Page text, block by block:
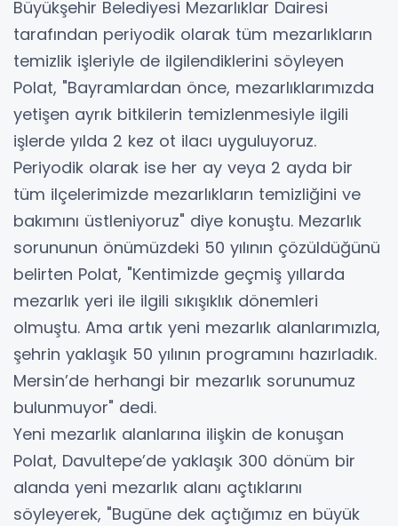
Büyükşehir Belediyesi Mezarlıklar Dairesi
tarafından periyodik olarak tüm mezarlıkların
temizlik işleriyle de ilgilendiklerini söyleyen
Polat, "Bayramlardan önce, mezarlıklarımızda
yetişen ayrık bitkilerin temizlenmesiyle ilgili
işlerde yılda 2 kez ot ilacı uyguluyoruz.
Periyodik olarak ise her ay veya 2 ayda bir
tüm ilçelerimizde mezarlıkların temizliğini ve
bakımını üstleniyoruz" diye konuştu. Mezarlık
sorununun önümüzdeki 50 yılının çözüldüğünü
belirten Polat, "Kentimizde geçmiş yıllarda
mezarlık yeri ile ilgili sıkışıklık dönemleri
olmuştu. Ama artık yeni mezarlık alanlarımızla,
şehrin yaklaşık 50 yılının programını hazırladık.
Mersin’de herhangi bir mezarlık sorunumuz
bulunmuyor" dedi.
Yeni mezarlık alanlarına ilişkin de konuşan
Polat, Davultepe’de yaklaşık 300 dönüm bir
alanda yeni mezarlık alanı açtıklarını
söyleyerek, "Bugüne dek açtığımız en büyük